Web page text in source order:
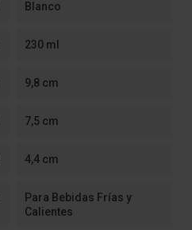
Blanco
230 ml
9,8 cm
7,5 cm
4,4 cm
Para Bebidas Frías y
Calientes